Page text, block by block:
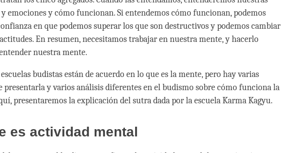
emociones y cómo funcionan. Si entendemos cómo funcionan, podemos
en que podemos superar los que son destructivos y podemos cambiar
En resumen, necesitamos trabajar en nuestra mente, y hacerlo
nuestra mente.
escuelas budistas están de acuerdo en lo que es la mente, pero hay varias
presentarla y varios análisis diferentes en el budismo sobre cómo funciona la
presentaremos la explicación del sutra dada por la escuela Karma Kagyu.
es actividad mental